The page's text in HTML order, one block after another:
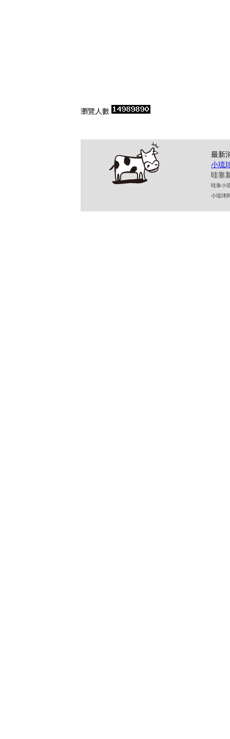
瀏覽人數
最新
小琉
哇靠
哇靠小
小琉球